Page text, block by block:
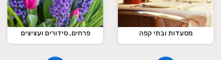
מסעדות ובתי קפה פרחים, סידורים ועציצים